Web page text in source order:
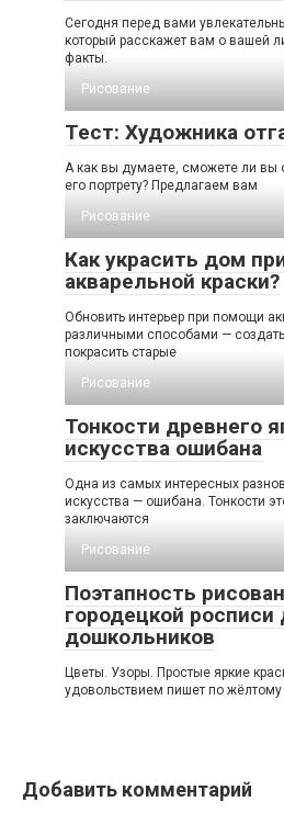
Сегодня перед вами
который расскажет вам о вашей
факты.
Рисование
Тест: Художника
А как вы думаете, сможете ли вы
его портрету? Предлагаем вам
Рисование
Как украсить дом
акварельной краски?
Обновить интерьер при помощи
различными способами — создать
покрасить старые
Рисование
Тонкости древнего
искусства ошибана
Одна из самых интересных
искусства — ошибана. Тонкости
заключаются
Рисование
Поэтапность
городецкой росписи
дошкольников
Цветы. Узоры. Простые яркие
удовольствием пишет по жёлтому
Добавить комментарий